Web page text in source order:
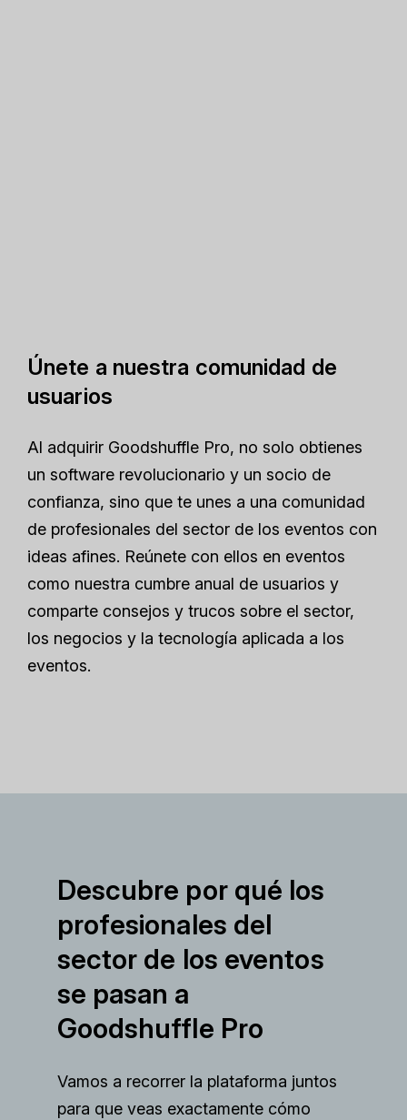
Únete a nuestra comunidad de
usuarios
Al adquirir Goodshuffle Pro, no solo obtienes
un software revolucionario y un socio de
confianza, sino que te unes a una comunidad
de profesionales del sector de los eventos con
ideas afines. Reúnete con ellos en eventos
como nuestra cumbre anual de usuarios y
comparte consejos y trucos sobre el sector,
los negocios y la tecnología aplicada a los
eventos.
Descubre por qué los
profesionales del
sector de los eventos
se pasan a
Goodshuffle Pro
Vamos a recorrer la plataforma juntos
para que veas exactamente cómo